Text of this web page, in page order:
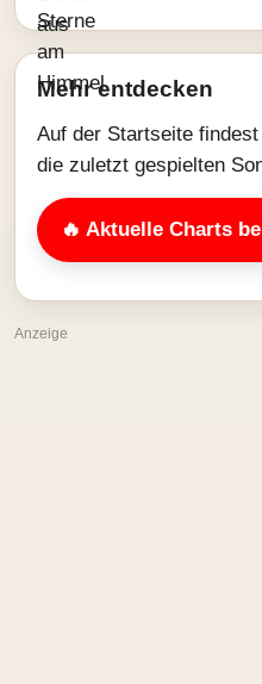
Mehr entdecken
Auf der Startseite
die zuletzt gespielten
🔥 Aktuelle Charts
Anzeige